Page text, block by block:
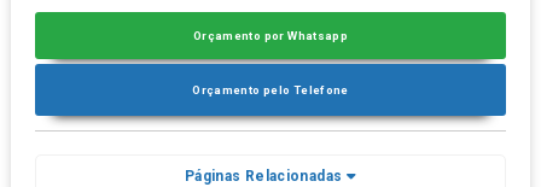
Orçamento por Whatsapp
Orçamento pelo Telefone
Páginas Relacionadas